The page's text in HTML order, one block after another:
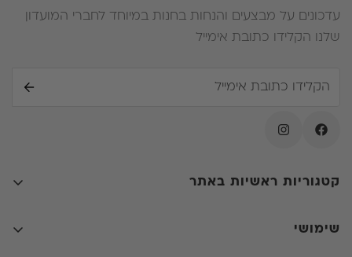
קטגוריות ראשיות באתר
שימושי
עדכונים על מבצעים והנחות בחנות במיוחד לחברי המועדון
שלנו הקלידו כתובת אימייל